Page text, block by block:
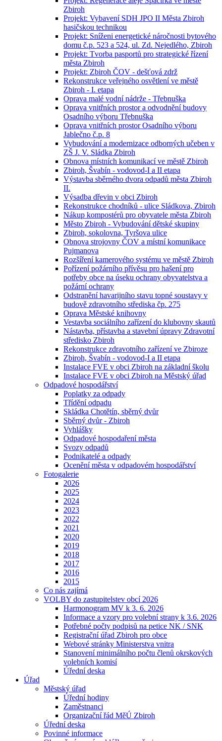
Zbiroh
Projekt: Vybavení SDH JPO II Města Zbiroh
hasičskou technikou
Projekt: Sníženi energetické náročnosti bytového
domu č.p. 523 a 524, ul. Zd. Nejedlého, Zbiroh
Projekt: Tvorba pasportů pro strategické řízení
města Zbiroh
Projekt: Zbiroh ČOV - dešťová zdrž
Rekonstrukce veřejného osvětlení ve městě
Zbiroh - I. etapa
Oprava malé vodní nádrže - Třebnuška
Oprava vnitřních prostor a odvodnění budovy
Osadního výboru Třebnuška
Oprava vnitřních prostor Osadního výboru
Jablečno č.p. 8
Vybudování a modernizace odborných učeben v
ZŠ J. V. Sládka Zbiroh
Obnova místních komunikací ve městě Zbiroh
Zbiroh, Švabín - vodovod-I a II etapa
Výstavba sběrného dvora odpadů města Zbiroh
II.
Výsadba dřevin v obci Zbiroh
Rekonstrukce chodníků - ulice Sládkova, Zbiroh
Nákup kompostérů pro obyvatele města Zbiroh
Město Zbiroh - Vybudování dětské skupiny
Zbiroh, sokolovna, Tyršova ulice
Obnova strojovny ČOV a místní komunikace
Pujmanova
Rozšíření kamerového systému ve městě Zbiroh
Pořízení požárního přívěsu pro hašení pro
potřeby obce na úseku ochrany obyvatelstva a
požární ochrany
Odstranění havarijního stavu topné soustavy v
budově zdravotního střediska čp. 275
Oprava Městské knihovny
Vestavba sociálního zařízení do klubovny skautů
Nástavba, přístavba a stavební úpravy Zdravotní
středisko Zbiroh
Rekonstrukce zdravotního zařízení ve Zbiroze
Zbiroh, Švabín - vodovod-I a II etapa
Instalace FVE v obci Zbiroh na základní školu
Instalace FVE v obci Zbiroh na Městský úřad
Odpadové hospodářství
Poplatky za odpady
Třídění odpadu
Skládka Chotětín, sběrný dvůr
Sběrný dvůr - Zbiroh
Vyhlášky
Odpadové hospodaření města
Svozy odpadů
Podnikatelé a odpady
Ocenění města v odpadovém hospodářství
Fotogalerie
2026
2025
2024
2023
2022
2021
2020
2019
2018
2017
2016
2015
Co nás zajímá
VOLBY do zastupitelstev obcí 2026
Harmonogram MV k 3. 6. 2026
Informace a vzory pro volební strany k 3.6. 2026
Potřebné počty podpisů na petice NK / SNK
Registrační úřad Zbiroh pro obce
Webové stránky Ministerstva vnitra
Stanovení minimálního počtu členů okrskových
volebních komisí
Úřední deska
Úřad
Městský úřad
Úřední hodiny
Zaměstnanci
Organizační řád MěÚ Zbiroh
Úřední deska
Povinné informace